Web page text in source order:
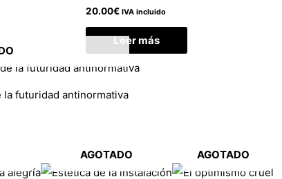
20.00€ IVA incluido
Leer más
la futuridad antinormativa
AGOTADO AGOTADO